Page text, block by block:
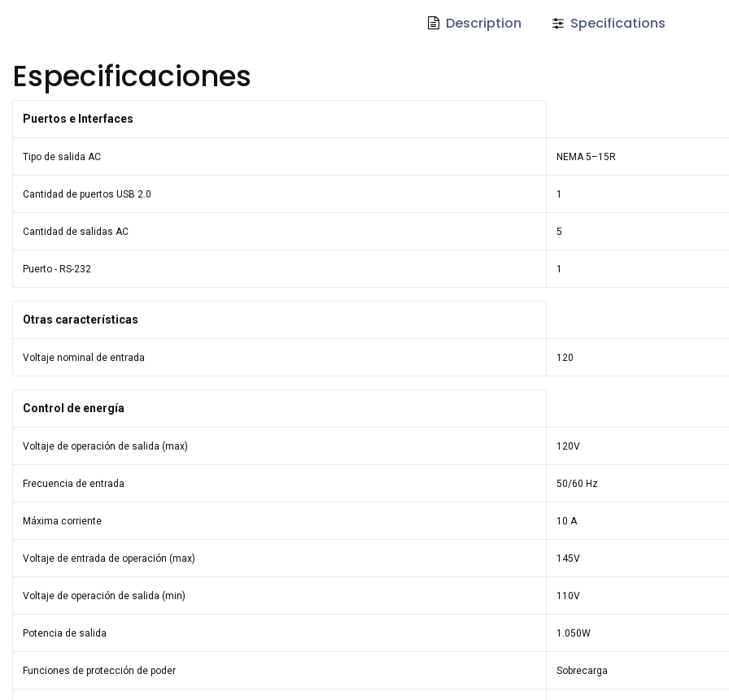
Description Specifications
Especificaciones
Puertos e Interfaces
Tipo de salida AC NEMA 5–15R
Cantidad de puertos USB 2.0 1
Cantidad de salidas AC 5
Puerto - RS-232 1
Otras características
Voltaje nominal de entrada 120
Control de energía
Voltaje de operación de salida (max) 120V
Frecuencia de entrada 50/60 Hz
Máxima corriente 10 A
Voltaje de entrada de operación (max) 145V
Voltaje de operación de salida (min) 110V
Potencia de salida 1.050W
Funciones de protección de poder Sobrecarga